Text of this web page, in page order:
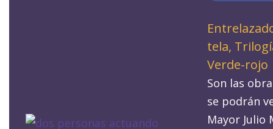
tela,
Verde-rojo
Son las
se podrán
Mayor Julio